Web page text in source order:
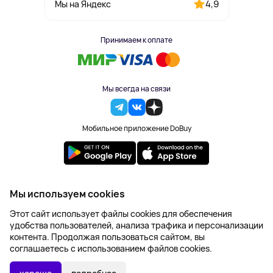
УТОЧНИТЬ НАЛИЧИЕ
Мы на Яндекс 4,9
Принимаем к оплате
Мы всегда на связи
Мобильное приложение DoBuy
2023-2026 © DoBuy. Все права защищены
Правила обработки персональных данных
Пользовательское соглашение
Оферта
Создание сайта – NetLab
Мы используем cookies
Этот сайт использует файлы cookies для обеспечения
удобства пользователей, анализа трафика и персонализации
контента. Продолжая пользоваться сайтом, вы
соглашаетесь с использованием файлов cookies.